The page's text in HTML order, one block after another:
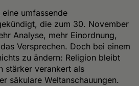
umfassende
die zum 30. November
Analyse, mehr Einordnung,
Versprechen. Doch bei einem
zu ändern: Religion bleibt
stärker verankert als
säkulare Weltanschauungen.